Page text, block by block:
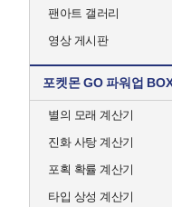
팬아트 갤러리
영상 게시판
포켓몬 GO 파워업
별의 모래 계산기
진화 사탕 계산기
포획 확률 계산기
타입 상성 계산기